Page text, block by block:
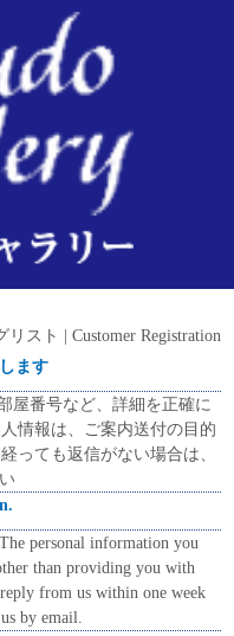
リスト | Customer Registration
ます
屋番号など、詳細を正確に
情報は、ご案内送付の目的
っても返信がない場合は、
personal information you
than providing you with
from us within one week
by email.